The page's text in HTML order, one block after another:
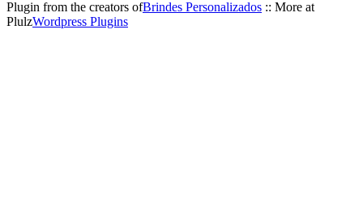
Plugin from the creators ofBrindes Personalizados :: More at
PlulzWordpress Plugins